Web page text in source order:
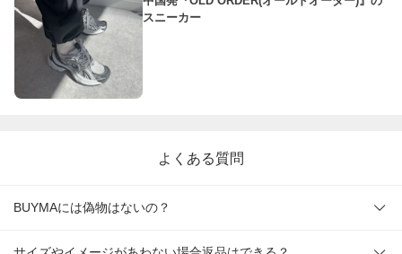
スニーカー
よくある質問
BUYMAには偽物はないの？